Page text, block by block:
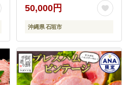
50,000円
沖縄県 石垣市